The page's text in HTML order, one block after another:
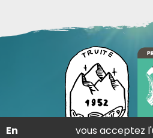
En
vous acceptez